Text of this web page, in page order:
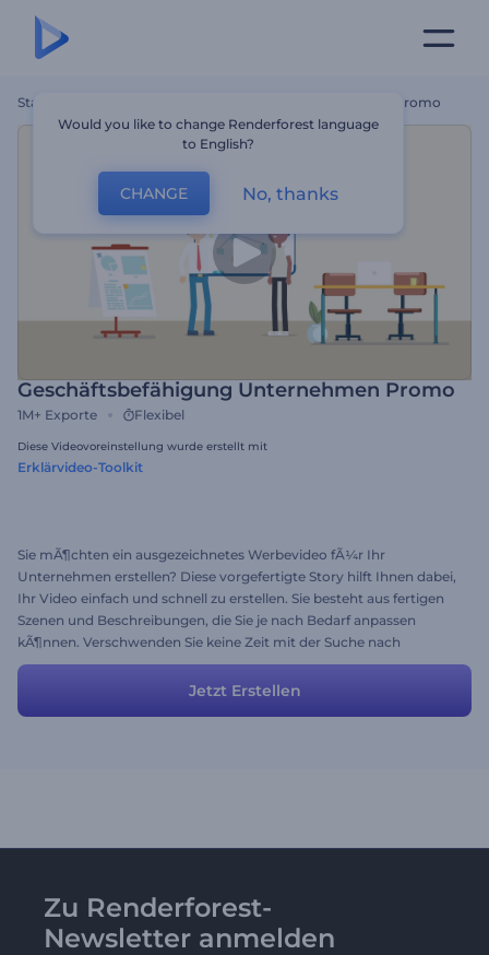
Startseite Geschäftsbefähigung Unternehmen Promo
Geschäftsbefähigung Unternehmen Promo
1M+ Exporte Flexibel
Diese Videovoreinstellung wurde erstellt mit
Erklärvideo-Toolkit
Sie mÃ¶chten ein ausgezeichnetes Werbevideo fÃ¼r Ihr
Unternehmen erstellen? Diese vorgefertigte Story hilft Ihnen dabei,
Ihr Video einfach und schnell zu erstellen. Sie besteht aus fertigen
Szenen und Beschreibungen, die Sie je nach Bedarf anpassen
kÃ¶nnen. Verschwenden Sie keine Zeit mit der Suche nach
kreativen Ideen. Verwenden Sie dieses fertige Video, um Ihr
Jetzt Erstellen
Zu Renderforest-
Newsletter anmelden
Would you like to change Renderforest language
to English?
CHANGE No, thanks